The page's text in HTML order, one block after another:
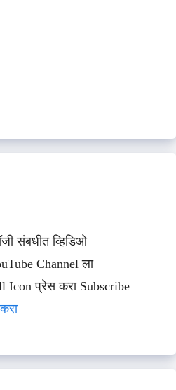
संबधीत व्हिडिओ
Channel ला
Icon प्रेस करा Subscribe